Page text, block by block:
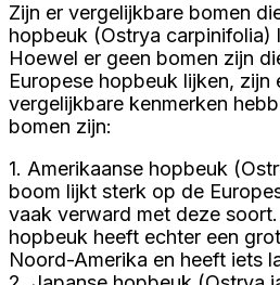
Zijn er vergelijkbare bomen
hopbeuk (Ostrya carpinifolia)
Hoewel er geen bomen zijn
Europese hopbeuk lijken, zijn
vergelijkbare kenmerken
bomen zijn:
1. Amerikaanse hopbeuk
boom lijkt sterk op de
vaak verward met deze
hopbeuk heeft echter een
Noord-Amerika en heeft iets